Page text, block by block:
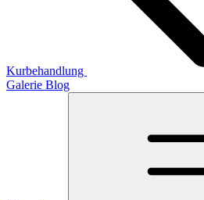
Kurbehandlung
Galerie Blog